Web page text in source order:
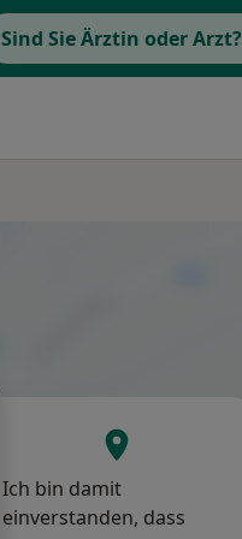
Sind Sie Ärztin oder Arzt?
Ich bin damit
einverstanden, dass